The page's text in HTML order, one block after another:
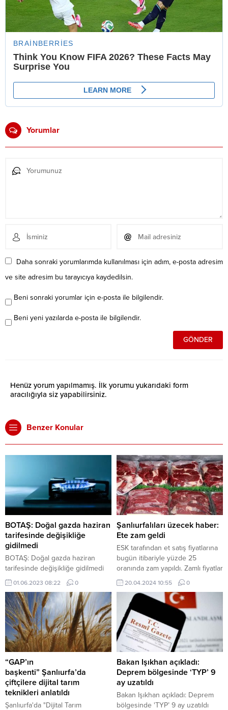
Yorumlar
Daha sonraki yorumlarımda kullanılması için adım, e-posta adresim
ve site adresim bu tarayıcıya kaydedilsin.
Beni sonraki yorumlar için e-posta ile bilgilendir.
Beni yeni yazılarda e-posta ile bilgilendir.
Henüz yorum yapılmamış. İlk yorumu yukarıdaki form
aracılığıyla siz yapabilirsiniz.
Benzer Konular
BOTAŞ: Doğal gazda haziran
tarifesinde değişikliğe
gidilmedi
BOTAŞ: Doğal gazda haziran
tarifesinde değişikliğe gidilmedi
01.06.2023 08:22 0
Şanlıurfalıları üzecek haber:
Ete zam geldi
ESK tarafından et satış fiyatlarına
bugün itibariyle yüzde 25
oranında zam yapıldı. Zamlı fiyatlar
bu sabahtan itibaren geçerli. Bu
zam, Şanlıurfalıların vazgeçilmezi
olan etin sofralardaki yerini daha
da zorlaştıracak. Et ve Süt
Kurumu (ESK), et fiyatlarına
bugünden itibaren geçerli olmak
üzere yüzde 25 oranında zam
yaptı. Tarımdan Haber’in
aktardığına göre,...
20.04.2024 10:55 0
“GAP’ın
başkenti” Şanlıurfa’da
çiftçilere dijital tarım
teknikleri anlatıldı
Şanlıurfa'da "Dijital Tarım
Bakan Işıkhan açıkladı:
Deprem bölgesinde ‘TYP’ 9
ay uzatıldı
Bakan Işıkhan açıkladı: Deprem
bölgesinde 'TYP’ 9 ay uzatıldı